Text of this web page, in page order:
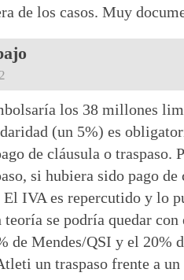
de los casos. Muy
los 38 millones
(un 5%) es
de cláusula o traspaso.
si hubiera sido pago de
IVA es repercutido y lo
teoría se podría quedar
de Mendes/QSI y el 20%
un traspaso frente a un